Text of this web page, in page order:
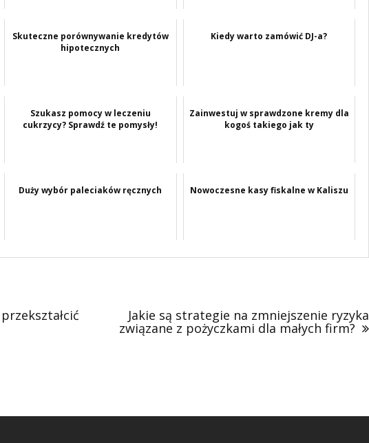
Skuteczne porównywanie kredytów
hipotecznych
Kiedy warto zamówić DJ-a?
Szukasz pomocy w leczeniu
cukrzycy? Sprawdź te pomysły!
Zainwestuj w sprawdzone kremy dla
kogoś takiego jak ty
Duży wybór paleciaków ręcznych Nowoczesne kasy fiskalne w Kaliszu
Jakie są strategie na zmniejszenie ryzyka
związane z pożyczkami dla małych firm?